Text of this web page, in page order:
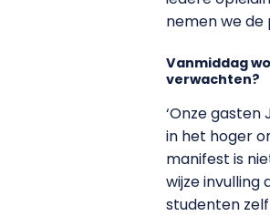
nemen we de
Vanmiddag
verwachten?
‘Onze
in het hoger
manifest is
wijze invulling
studenten